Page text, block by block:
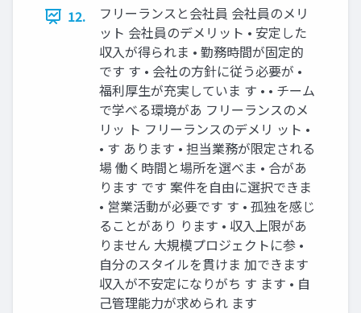
12.
フリーランスと会社員 会社員のメリ
ット 会社員のデメリット • 安定した
収入が得られま • 勤務時間が固定的
です す • 会社の方針に従う必要が •
福利厚生が充実していま す • • チーム
で学べる環境があ フリーランスのメ
リッ ト フリーランスのデメリ ット •
• す あります • 担当業務が限定される
場 働く時間と場所を選べま • 合があ
ります です 案件を自由に選択できま
• 営業活動が必要です す • 孤独を感じ
ることがあり ります • 収入上限があ
りません 大規模プロジェクトに参 •
自分のスタイルを貫けま 加できます
収入が不安定になりがち す ます • 自
己管理能力が求められ ます